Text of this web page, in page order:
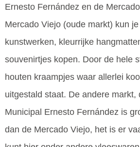
Ernesto Fernández en de
Mercado Viejo (oude markt) kun
kunstwerken, kleurrijke
souvenirtjes kopen. Door de hele
houten kraampjes waar allerlei
uitgestald staat. De andere markt,
Municipal Ernesto Fernández is
dan de Mercado Viejo, het is er